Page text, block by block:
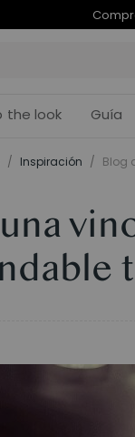
the look Guía
/ Inspiración / Blog